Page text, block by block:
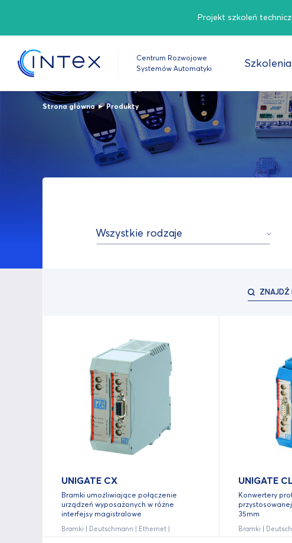
Projekt szkoleń
Centrum Rozwojowe
Systemów Automatyki
Strona główna ▸ Produkty
Wszystkie rodzaje
UNIGATE CX
Bramki umożliwiające połączenie
urządzeń wyposażonych w różne
interfejsy magistralowe
Bramki | Deutschmann | Ethernet |
UNIGATE
Konwertery
35mm
Bramki |